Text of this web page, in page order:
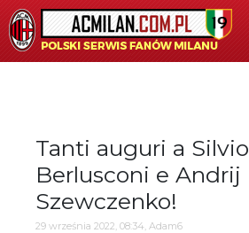
Tanti auguri a Silvio
Berlusconi e Andrij
Szewczenko!
29 września 2022, 08:34, Adam6